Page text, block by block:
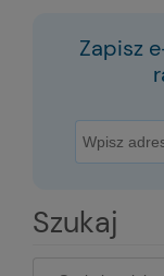
Zapisz
Szukaj